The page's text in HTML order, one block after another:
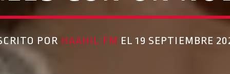
POR HAAHIL FM EL 19 SEPTIEMBRE